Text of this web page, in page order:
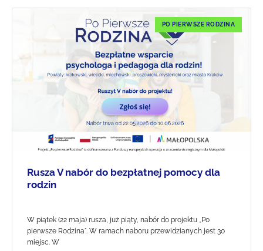
PO PIERWSZE RODZINA
Rusza V nabór do bezpłatnej pomocy dla
rodzin
W piątek (22 maja) rusza, już piąty, nabór do projektu „Po
pierwsze Rodzina". W ramach naboru przewidzianych jest 30
miejsc. W